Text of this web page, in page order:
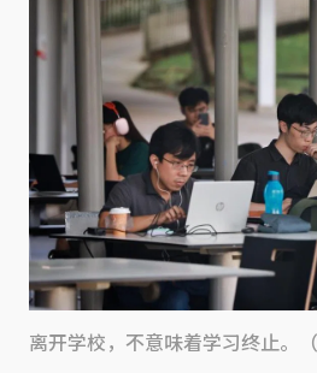
离开学校，不意味着学习终止。（